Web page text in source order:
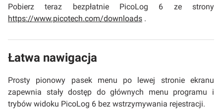
Pobierz teraz bezpłatnie PicoLog 6 ze strony
https://www.picotech.com/downloads .
Łatwa nawigacja
Prosty pionowy pasek menu po lewej stronie ekranu
zapewnia stały dostęp do głównych menu programu i
trybów widoku PicoLog 6 bez wstrzymywania rejestracji.